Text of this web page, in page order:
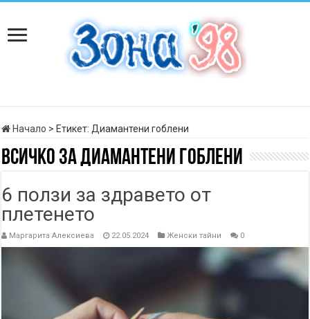
Начало > Етикет: Диамантени гоблени
Всичко заДиамантени гоблени
6 ползи за здравето от
плетенето
Маргарита Алексиева 22.05.2024 Женски тайни 0